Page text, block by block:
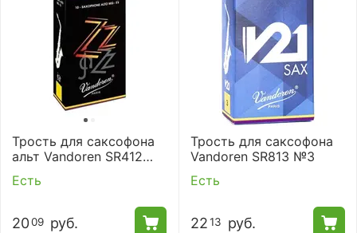
Трость для саксофона
альт Vandoren SR412
Есть
2009 руб.
Трость для саксофона
Vandoren SR813 №3
Есть
2213 руб.